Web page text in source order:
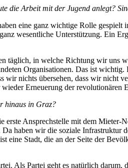
die Arbeit mit der Jugend anlegt?
eine ganz wichtige Rolle
wesentliche Unterstützung. Ein
täglich, in welche Richtung wir
Organisationen. Das ist
nichts übersehen, dass wir nicht
Erneuerung der revolutionären
hinaus in Graz?
Ansprechstelle mit dem
haben wir die soziale
Stadt, die an der Seite der
Als Partei geht es natürlich